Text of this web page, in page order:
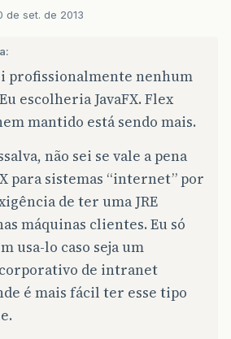
de set. de 2013
profissionalmente nenhum
escolheria JavaFX. Flex
mantido está sendo mais.
não sei se vale a pena
para sistemas “internet” por
de ter uma JRE
máquinas clientes. Eu só
usa-lo caso seja um
de intranet
é mais fácil ter esse tipo